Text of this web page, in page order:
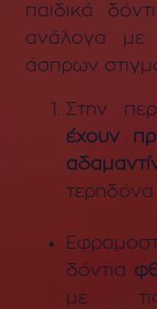
παιδικά
ανάλογα με
άσπρων
Στην
έχουν
τερηδόνα
δόντια
με